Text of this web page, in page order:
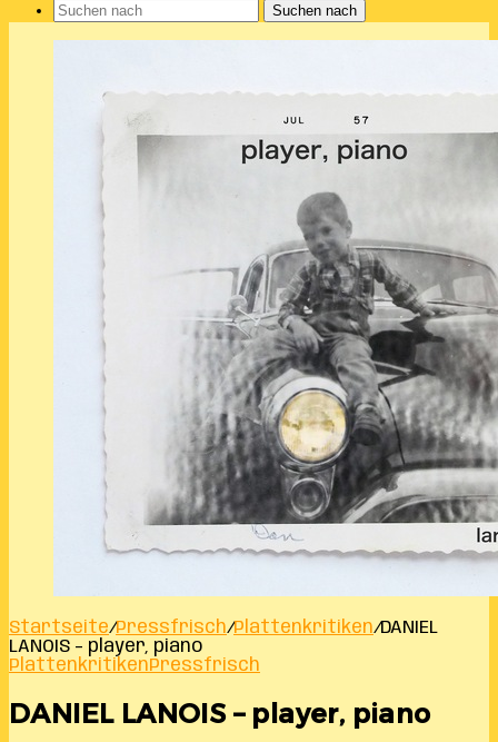
Suchen nach
Startseite/Pressfrisch/Plattenkritiken/DANIEL
LANOIS – player, piano
PlattenkritikenPressfrisch
DANIEL LANOIS – player, piano